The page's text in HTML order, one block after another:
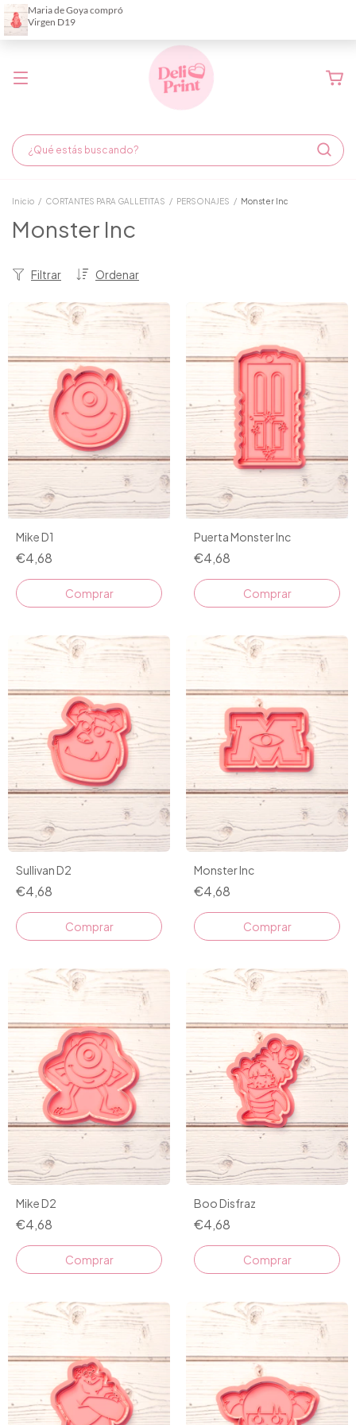
Demora de fabricación hasta 6 días hábiles
Inicio / CORTANTES PARA GALLETITAS / PERSONAJES / Monster Inc
Monster Inc
Ordenar
Filtrar
Mike D1
€4,68
Comprar
Puerta Monster Inc
€4,68
Comprar
Sullivan D2
€4,68
Comprar
Monster Inc
€4,68
Comprar
Mike D2
€4,68
Comprar
Boo Disfraz
€4,68
Comprar